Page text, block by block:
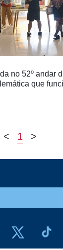
no 52º andar
que
< 1 >